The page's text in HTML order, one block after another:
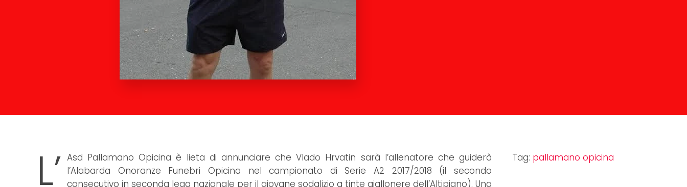
L’ Asd Pallamano Opicina è lieta di annunciare che Vlado Hrvatin sarà l’allenatore che guiderà
l’Alabarda Onoranze Funebri Opicina nel campionato di Serie A2 2017/2018 (il secondo
consecutivo in seconda lega nazionale per il giovane sodalizio a tinte giallonere dell’Altipiano). Una
Tag: pallamano opicina